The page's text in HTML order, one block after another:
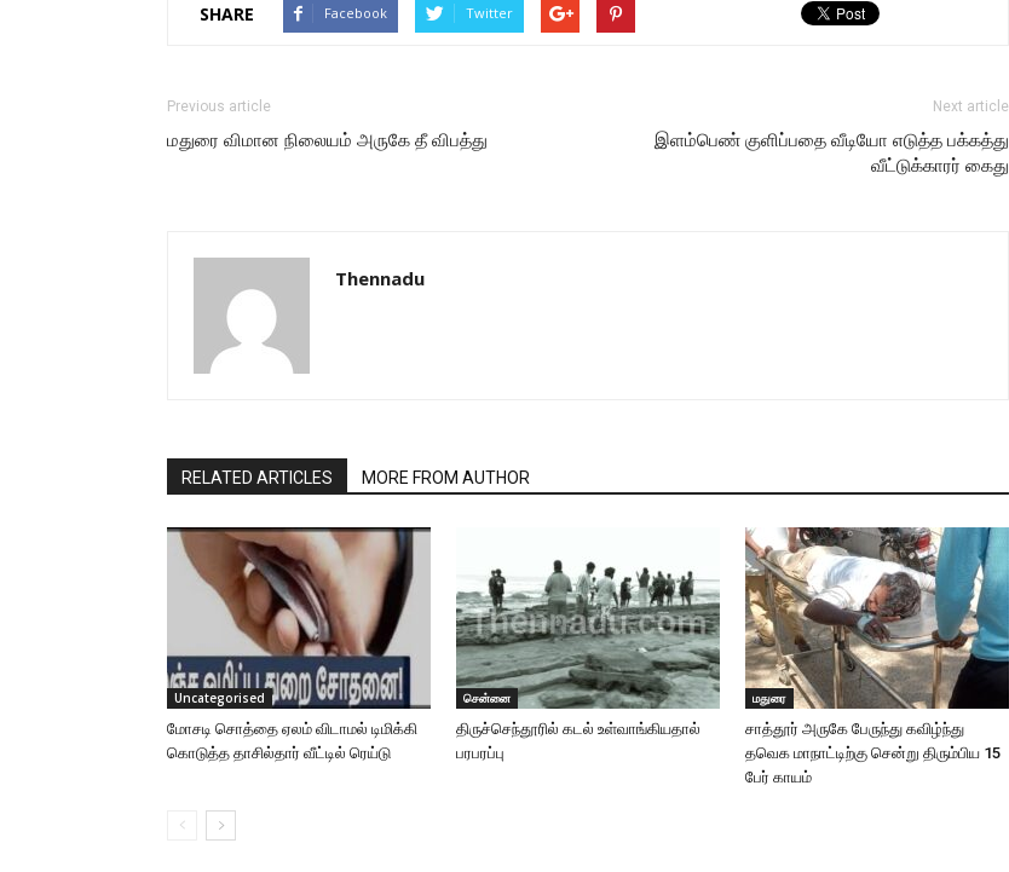
SHARE Facebook Twitter
Previous article
மதுரை விமான நிலையம் அருகே தீ விபத்து
Next article
இளம்பெண் குளிப்பதை வீடியோ எடுத்த பக்கத்து
வீட்டுக்காரர் கைது
Thennadu
RELATED ARTICLES MORE FROM AUTHOR
Uncategorised
மோசடி சொத்தை ஏலம் விடாமல் டிமிக்கி
கொடுத்த தாசில்தார் வீட்டில் ரெய்டு
சென்னை
திருச்செந்தூரில் கடல் உள்வாங்கியதால்
பரபரப்பு
மதுரை
சாத்தூர் அருகே பேருந்து கவிழ்ந்து
தவெக மாநாட்டிற்கு சென்று திரும்பிய 15
பேர் காயம்